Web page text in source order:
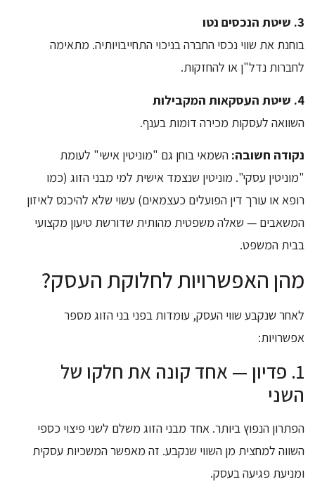
3. שיטת הנכסים נטו
בוחנת את שווי נכסי החברה בניכוי התחייבויותיה. מתאימה
לחברות נדל"ן או להחזקות.
4. שיטת העסקאות המקבילות
השוואה לעסקות מכירה דומות בענף.
נקודה חשובה: השמאי בוחן גם "מוניטין אישי" לעומת
"מוניטין עסקי". מוניטין שנצמד אישית למי מבני הזוג (כמו
רופא או עורך דין הפועלים כעצמאים) עשוי שלא להיכנס לאיזון
המשאבים — שאלה משפטית מהותית שדורשת טיעון מקצועי
בבית המשפט.
מהן האפשרויות לחלוקת העסק?
לאחר שנקבע שווי העסק, עומדות בפני בני הזוג מספר
אפשרויות:
1. פדיון — אחד קונה את חלקו של
השני
הפתרון הנפוץ ביותר. אחד מבני הזוג משלם לשני פיצוי כספי
השווה למחצית מן השווי שנקבע. זה מאפשר המשכיות עסקית
ומניעת פגיעה בעסק.